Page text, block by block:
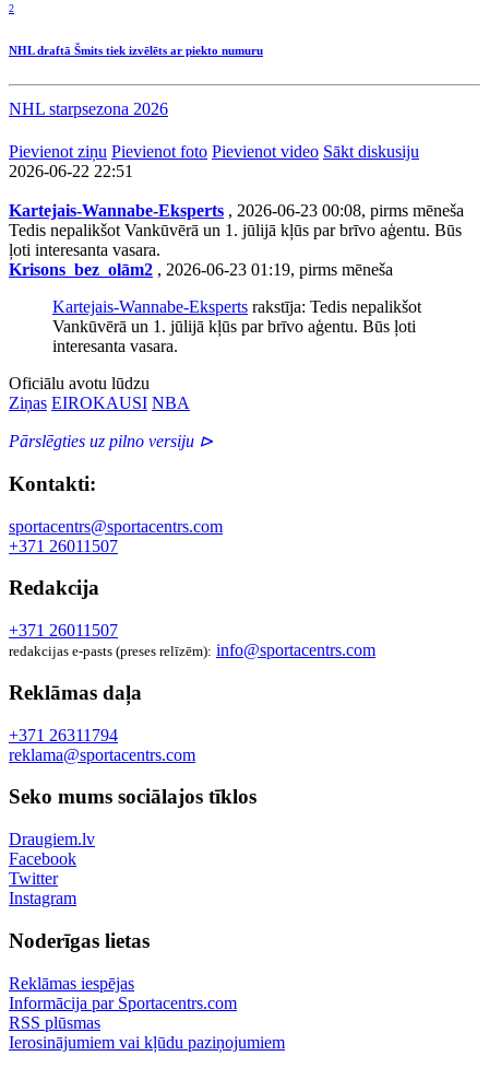
2
NHL draftā Šmits tiek izvēlēts ar piekto numuru
NHL starpsezona 2026
Pievienot ziņu Pievienot foto Pievienot video Sākt diskusiju
2026-06-22 22:51
Kartejais-Wannabe-Eksperts , 2026-06-23 00:08, pirms mēneša
Tedis nepalikšot Vankūvērā un 1. jūlijā kļūs par brīvo aģentu. Būs
ļoti interesanta vasara.
Krisons_bez_olām2 , 2026-06-23 01:19, pirms mēneša
Kartejais-Wannabe-Eksperts rakstīja: Tedis nepalikšot
Vankūvērā un 1. jūlijā kļūs par brīvo aģentu. Būs ļoti
interesanta vasara.
Oficiālu avotu lūdzu
Ziņas EIROKAUSI NBA
Pārslēgties uz pilno versiju ⊳
Kontakti:
sportacentrs@sportacentrs.com
+371 26011507
Redakcija
+371 26011507
redakcijas e-pasts (preses relīzēm): info@sportacentrs.com
Reklāmas daļa
+371 26311794
reklama@sportacentrs.com
Seko mums sociālajos tīklos
Draugiem.lv
Facebook
Twitter
Instagram
Noderīgas lietas
Reklāmas iespējas
Informācija par Sportacentrs.com
RSS plūsmas
Ierosinājumiem vai kļūdu paziņojumiem